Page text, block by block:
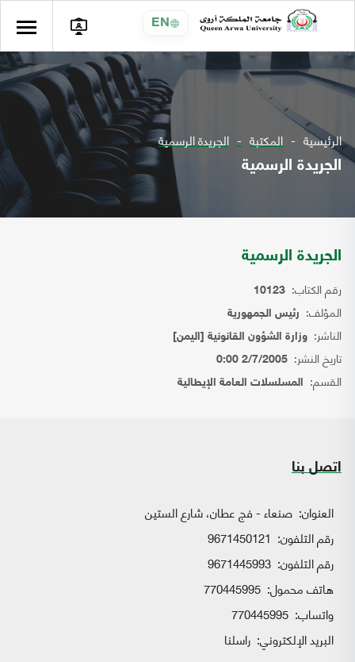
EN
الرئيسية المكتبة الجريدة الرسمية
الجريدة الرسمية
الجريدة الرسمية
رقم الكتاب: 10123
المؤلف: رئيس الجمهورية
الناشر: وزارة الشؤون القانونية [اليمن]
تاريخ النشر: 2/7/2005 0:00
القسم: المسلسلات العامة الإيطالية
اتصل بنا
العنوان: صنعاء - فج عطان، شارع الستين
رقم التلفون: 9671450121
رقم التلفون: 9671445993
هاتف محمول: 770445995
واتساب:
البريد الإلكتروني: راسلنا